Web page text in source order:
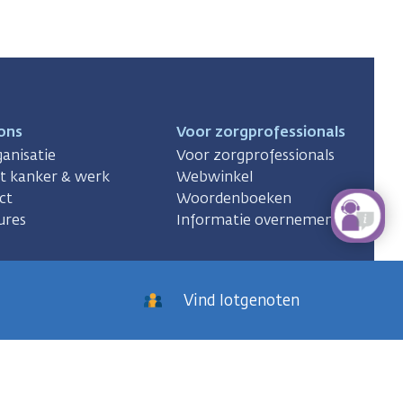
Vind lotgenoten
kanker & werk
Voor zorgprofessionals
Voor zorgprofessionals
Webwinkel
Woordenboeken
Informatie overnemen